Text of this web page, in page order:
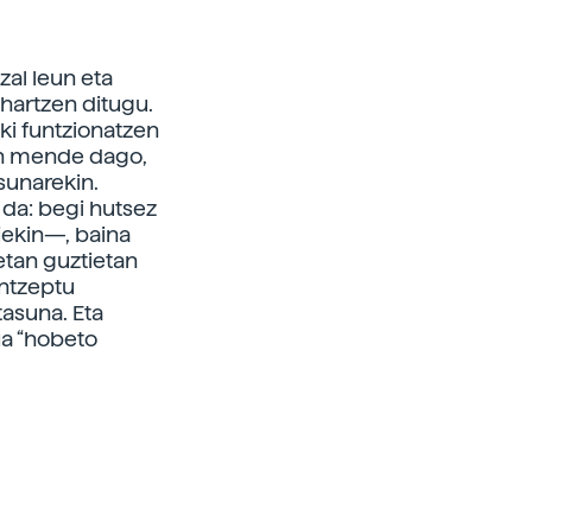
leun eta
ditugu.
funtzionatzen
mende dago,
begi hutsez
baina
guztietan
Eta
“hobeto